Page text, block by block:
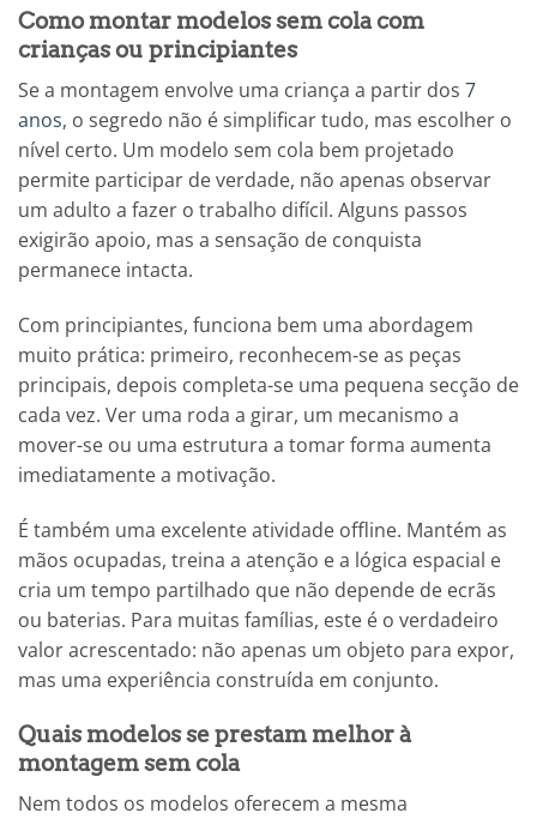
Como montar modelos sem cola com
crianças ou principiantes
Se a montagem envolve uma criança a partir dos 7
anos, o segredo não é simplificar tudo, mas escolher o
nível certo. Um modelo sem cola bem projetado
permite participar de verdade, não apenas observar
um adulto a fazer o trabalho difícil. Alguns passos
exigirão apoio, mas a sensação de conquista
permanece intacta.
Com principiantes, funciona bem uma abordagem
muito prática: primeiro, reconhecem-se as peças
principais, depois completa-se uma pequena secção de
cada vez. Ver uma roda a girar, um mecanismo a
mover-se ou uma estrutura a tomar forma aumenta
imediatamente a motivação.
É também uma excelente atividade offline. Mantém as
mãos ocupadas, treina a atenção e a lógica espacial e
cria um tempo partilhado que não depende de ecrãs
ou baterias. Para muitas famílias, este é o verdadeiro
valor acrescentado: não apenas um objeto para expor,
mas uma experiência construída em conjunto.
Quais modelos se prestam melhor à
montagem sem cola
Nem todos os modelos oferecem a mesma